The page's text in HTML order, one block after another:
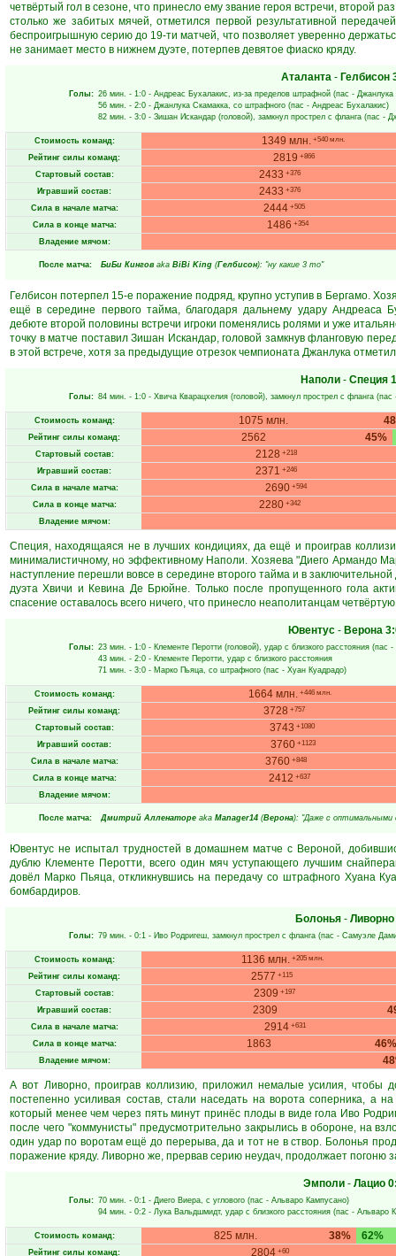
четвёртый гол в сезоне, что принесло ему звание героя встречи, второй
столько же забитых мячей, отметился первой результативной
беспроигрышную серию до 19-ти матчей, что позволяет уверенно
не занимает место в нижнем дуэте, потерпев девятое фиаско кряду.
Аталанта- Гелбисон
Голы: 26 мин. - 1:0 - Андреас Бухалакис, из-за пределов штрафной (пас - Джанлука
56 мин. - 2:0 - Джанлука Скамакка, со штрафного (пас - Андреас Бухалакис)
82 мин. - 3:0 - Зишан Искандар (головой), замкнул прострел с фланга (пас -
Стоимость команд: 1349 млн. +540 млн.
Рейтинг силы команд: 2819 +866
Стартовый состав: 2433 +376
Игравший состав: 2433 +376
Сила в начале матча: 2444 +505
Сила в конце матча: 1486 +354
Владение мячом:
После матча: БиБи Кингов aka BiBi King (Гелбисон): "ну какие 3 то"
Гелбисон потерпел 15-е поражение подряд, крупно уступив в Бергамо.
ещё в середине первого тайма, благодаря дальнему удару Андреаса
дебюте второй половины встречи игроки поменялись ролями и уже
точку в матче поставил Зишан Искандар, головой замкнув фланговую
в этой встрече, хотя за предыдущие отрезок чемпионата Джанлука
Наполи - Специя
Голы: 84 мин. - 1:0 - Хвича Кварацхелия (головой), замкнул прострел с фланга
Стоимость команд: 1075 млн.
Рейтинг силы команд: 45%
2562
Стартовый состав: 2128 +218
Игравший состав: 2371 +246
Сила в начале матча: 2690+594
Сила в конце матча: 2280 +342
Владение мячом:
Специя, находящаяся не в лучших кондициях, да ещё и проиграв
минималистичному, но эффективному Наполи. Хозяева "Диего Армандо
наступление перешли вовсе в середине второго тайма и в
дуэта Хвичи и Кевина Де Брюйне. Только после пропущенного гола
спасение оставалось всего ничего, что принесло неаполитанцам
Ювентус- Верона
Голы: 23 мин. - 1:0 - Клементе Перотти (головой), удар с близкого расстояния (пас -
43 мин. - 2:0 - Клементе Перотти, удар с близкого расстояния
71 мин. - 3:0 - Марко Пьяца, со штрафного (пас - Хуан Куадрадо)
Стоимость команд: 1664 млн. +446 млн.
Рейтинг силы команд: 3728 +757
Стартовый состав: 3743 +1080
Игравший состав: 3760+1123
Сила в начале матча: 3760 +848
Сила в конце матча: 2412 +637
Владение мячом:
После матча: Дмитрий Алленаторе aka Manager14 (Верона): "Даже с
Ювентус не испытал трудностей в домашнем матче с Вероной,
дублю Клементе Перотти, всего один мяч уступающего лучшим
довёл Марко Пьяца, откликнувшись на передачу со штрафного Хуана
бомбардиров.
Болонья- Ливорно
Голы: 79 мин. - 0:1 - Иво Родригеш, замкнул прострел с фланга (пас - Самуэле
Стоимость команд: 1136 млн. +205 млн.
Рейтинг силы команд: 2577 +115
Стартовый состав: 2309 +197
Игравший состав: 2309
Сила в начале матча: 2914 +631
Сила в конце матча: 46%
1863
Владение мячом:
А вот Ливорно, проиграв коллизию, приложил немалые усилия, чтобы
постепенно усиливая состав, стали наседать на ворота соперника, а
который менее чем через пять минут принёс плоды в виде гола Иво
после чего "коммунисты" предусмотрительно закрылись в обороне, на
один удар по воротам ещё до перерыва, да и тот не в створ. Болонья
поражение кряду. Ливорно же, прервав серию неудач, продолжает погоню
Эмполи - Лацио
Голы: 70 мин. - 0:1 - Диего Виера, с углового (пас - Альваро Кампусано)
94 мин. - 0:2 - Лука Вальдшмидт, удар с близкого расстояния (пас - Альваро
Стоимость команд: 38%
825 млн. 62%
Рейтинг силы команд: 2804 +60